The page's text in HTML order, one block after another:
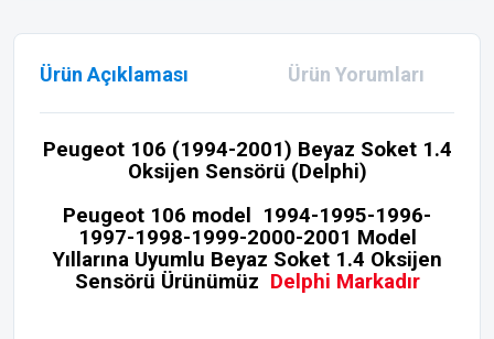
Ürün Açıklaması Ürün Yorumları
Peugeot 106 (1994-2001) Beyaz Soket 1.4
Oksijen Sensörü (Delphi)
Peugeot 106 model 1994-1995-1996-
1997-1998-1999-2000-2001 Model
Yıllarına Uyumlu Beyaz Soket 1.4 Oksijen
Sensörü Ürünümüz Delphi Markadır